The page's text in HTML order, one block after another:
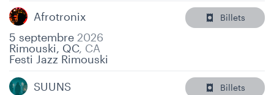
Afrotronix
5 septembre 2026
Rimouski, QC, CA
Festi Jazz Rimouski
Billets
SUUNS
Billets